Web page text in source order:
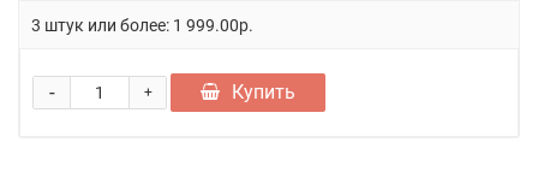
3 штук или более: 1 999.00р.
+
- Купить